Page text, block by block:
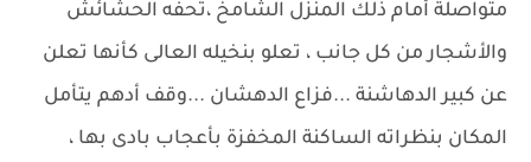
متواصلة أمام ذلك المنزل الشامخ ،تحفه الحشائش
والأشجار من كل جانب ، تعلو بنخيله العالى كأنها تعلن
عن كبير الدهاشنة ...فزاع الدهشان ...وقف أدهم يتأمل
المكان بنظراته الساكنة المخفزة بأعجاب بادى بها ،